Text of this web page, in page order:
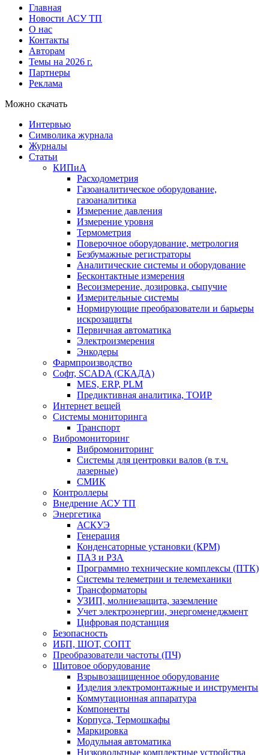
Главная
Новости АСУ ТП
О нас
Контакты
Авторам
Темы на 2026 г.
Партнеры
Реклама
Можно скачать
Интервью
Символика журнала
Журналы
Статьи
КИПиА
Расходометрия
Газоаналитическое оборудование,
газоаналитика
Измерение давления
Измерение уровня
Термометрия
Поверочное оборудование, метрология
Безбумажные регистраторы
Аналитические системы и оборудование
Бесконтактные измерения
Весоизмерение, дозировка, сыпучие
Измерительные системы
Нормирующие преобразователи и барьеры
искрозащиты
Первичная автоматика
Электроизмерения
Энкодеры
Фармпроизводство
Софт, SCADA (СКАДА)
MES, ERP, PLM
Предиктивная аналитика, ТОИР
Интернет вещей
Системы мониторинга
Транспорт
Вибромониторинг
Вибромониторинг
Системы для центровки валов (в т.ч.
лазерные)
СМИК
Контроллеры
Внедрение АСУ ТП
Энергетика
АСКУЭ
Генерация
Конденсаторные установки (КРМ)
ПАЗ и РЗА
Программно технические комплексы (ПТК)
Системы телеметрии и телемеханики
Трансформаторы
УЗИП, молниезащита, заземление
Учет электроэнергии, энергоменеджмент
Цифровая подстанция
Безопасность
ИБП, ШОТ, СОПТ
Преобразователи частоты (ПЧ)
Щитовое оборудование
Взрывозащищенное оборудование
Изделия электромонтажные и инструменты
Коммутационная аппаратура
Компоненты
Корпуса, Термошкафы
Маркировка
Модульная автоматика
Низковольтные комплектные устройства